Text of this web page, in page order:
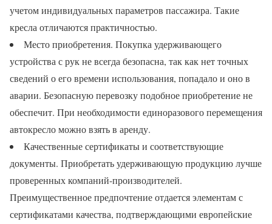
учетом индивидуальных параметров пассажира. Такие
кресла отличаются практичностью.
Место приобретения. Покупка удерживающего
устройства с рук не всегда безопасна, так как нет точных
сведений о его времени использования, попадало и оно в
аварии. Безопасную перевозку подобное приобретение не
обеспечит. При необходимости единоразового перемещения
автокресло можно взять в аренду.
Качественные сертификаты и соответствующие
документы. Приобретать удерживающую продукцию лучше
проверенных компаний-производителей.
Преимущественное предпочтение отдается элементам с
сертификатами качества, подтверждающими европейские